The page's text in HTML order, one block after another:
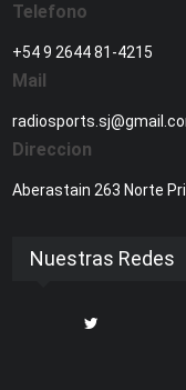
Telefono
+54 9 2644 81-4215
Mail
Direccion
Aberastain 263 Norte
Nuestras Redes